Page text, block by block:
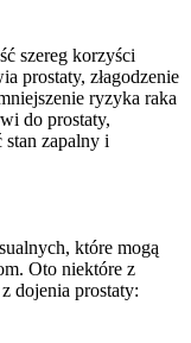
szereg korzyści
prostaty, złagodzenie
ryzyka raka
do prostaty,
zapalny i
które mogą
Oto niektóre z
dojenia prostaty: